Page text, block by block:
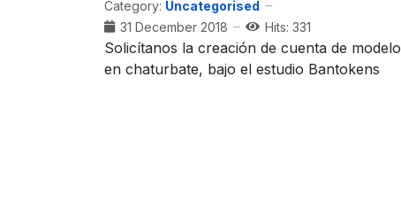
Category: Uncategorised
31 December 2018
Hits: 331
Solicítanos la creación de cuenta de modelo
en chaturbate, bajo el estudio Bantokens